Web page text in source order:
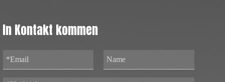
In Kontakt kommen